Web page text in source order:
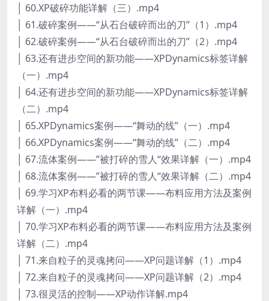
│ 60.XP破碎功能详解（三）.mp4
│ 61.破碎案例——“从石台破碎而出的刀”（1）.mp4
│ 62.破碎案例——“从石台破碎而出的刀”（2）.mp4
│ 63.还有进步空间的新功能——XPDynamics标签详解
（一）.mp4
│ 64.还有进步空间的新功能——XPDynamics标签详解
（二）.mp4
│ 65.XPDynamics案例——“舞动的线”（一）.mp4
│ 66.XPDynamics案例——“舞动的线”（二）.mp4
│ 67.流体案例——”被打碎的雪人“效果详解（一）.mp4
│ 68.流体案例——”被打碎的雪人“效果详解（二）.mp4
│ 69.学习XP布料必看的两节课——布料应用方法及案例
详解（一）.mp4
│ 70.学习XP布料必看的两节课——布料应用方法及案例
详解（二）.mp4
│ 71.来自粒子的灵魂拷问——XP问题详解（1）.mp4
│ 72.来自粒子的灵魂拷问——XP问题详解（2）.mp4
│ 73.很灵活的控制——XP动作详解.mp4